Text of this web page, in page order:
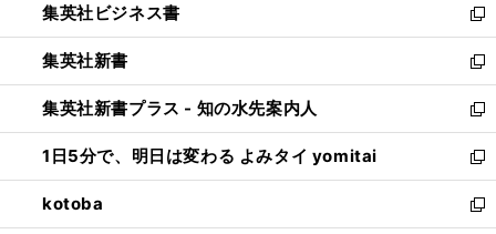
く
で
開
く
ド
ウ
で
開
く
い
ウ
ィ
ン
ド
ウ
で
開
く
集英社ビジネス書
新
し
い
ウ
ィ
ン
ド
ウ
で
開
集英社新書
新
し
い
ウ
ィ
ン
ド
ウ
集英社新書プラス - 知の水先案内人
新
し
い
ウ
ィ
ン
1日5分で、明日は変わる よみタイ yomitai
新
し
い
kotoba
新